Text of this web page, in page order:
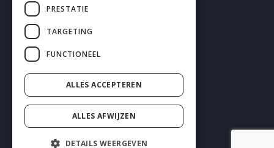
Privacy
Disclaimer
Algemene voorwaarden
PRESTATIE
TARGETING
FUNCTIONEEL
ALLES ACCEPTEREN
ALLES AFWIJZEN
DETAILS WEERGEVEN